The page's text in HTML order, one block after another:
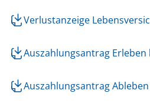
Verlustanzeige
Auszahlungsantrag Erleben
Auszahlungsantrag